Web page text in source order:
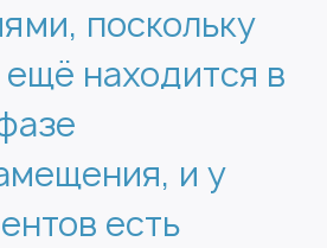
поскольку
находится в
и у
есть